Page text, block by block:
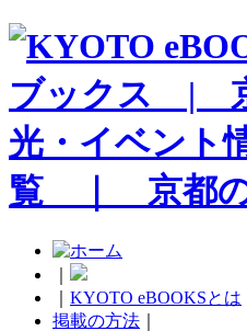
KYOTO eBOOKSとは
掲載の方法